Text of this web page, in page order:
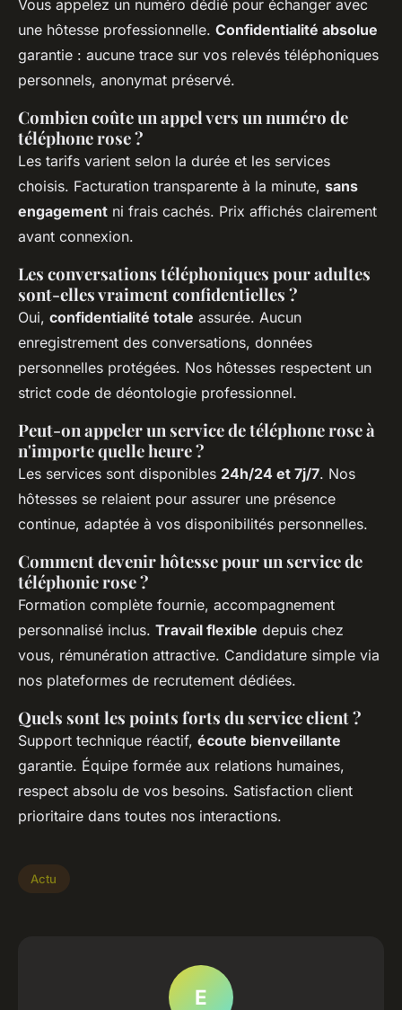
Vous appelez un numéro dédié pour échanger avec
une hôtesse professionnelle. Confidentialité absolue
garantie : aucune trace sur vos relevés téléphoniques
personnels, anonymat préservé.
Combien coûte un appel vers un numéro de
téléphone rose ?
Les tarifs varient selon la durée et les services
choisis. Facturation transparente à la minute, sans
engagement ni frais cachés. Prix affichés clairement
avant connexion.
Les conversations téléphoniques pour adultes
sont-elles vraiment confidentielles ?
Oui, confidentialité totale assurée. Aucun
enregistrement des conversations, données
personnelles protégées. Nos hôtesses respectent un
strict code de déontologie professionnel.
Peut-on appeler un service de téléphone rose à
n'importe quelle heure ?
Les services sont disponibles 24h/24 et 7j/7. Nos
hôtesses se relaient pour assurer une présence
continue, adaptée à vos disponibilités personnelles.
Comment devenir hôtesse pour un service de
téléphonie rose ?
Formation complète fournie, accompagnement
personnalisé inclus. Travail flexible depuis chez
vous, rémunération attractive. Candidature simple via
nos plateformes de recrutement dédiées.
Quels sont les points forts du service client ?
Support technique réactif, écoute bienveillante
garantie. Équipe formée aux relations humaines,
respect absolu de vos besoins. Satisfaction client
prioritaire dans toutes nos interactions.
Actu
E